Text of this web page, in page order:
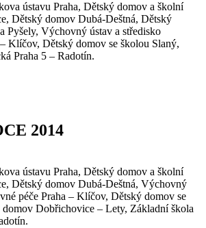
ústavu Praha, Dětský domov a školní
Dětský domov Dubá-Deštná, Dětský
Pyšely, Výchovný ústav a středisko
Klíčov, Dětský domov se školou Slaný,
Praha 5 – Radotín.
2014
ústavu Praha, Dětský domov a školní
Dětský domov Dubá-Deštná, Výchovný
péče Praha – Klíčov, Dětský domov se
Dobřichovice – Lety, Základní škola